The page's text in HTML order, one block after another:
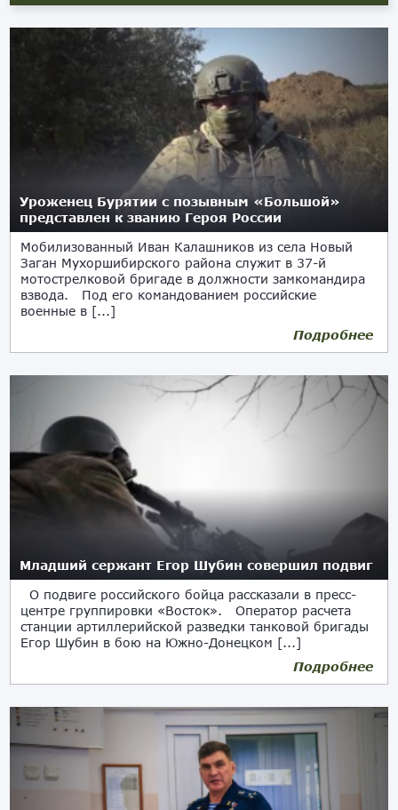
Уроженец Бурятии с позывным «Большой»
представлен к званию Героя России
Мобилизованный Иван Калашников из села Новый
Заган Мухоршибирского района служит в 37-й
мотострелковой бригаде в должности замкомандира
взвода. Под его командованием российские
военные в [...]
Подробнее
Младший сержант Егор Шубин совершил подвиг
О подвиге российского бойца рассказали в пресс-
центре группировки «Восток». Оператор расчета
станции артиллерийской разведки танковой бригады
Егор Шубин в бою на Южно-Донецком [...]
Подробнее